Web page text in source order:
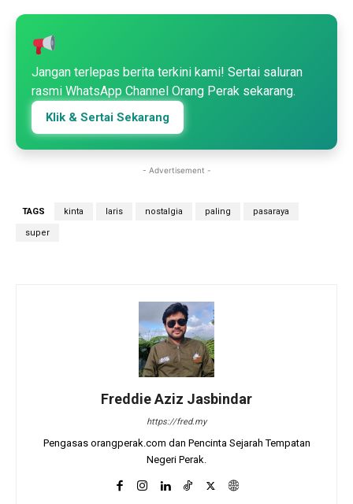
Jangan terlepas berita terkini kami! Sertai saluran
rasmi WhatsApp Channel Orang Perak sekarang.
Klik & Sertai Sekarang
- Advertisement -
TAGS kinta laris nostalgia paling pasaraya
super
Freddie Aziz Jasbindar
https://fred.my
Pengasas orangperak.com dan Pencinta Sejarah Tempatan
Negeri Perak.